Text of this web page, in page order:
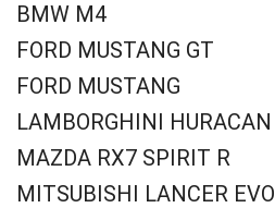
BMW M4
FORD MUSTANG GT
FORD MUSTANG
LAMBORGHINI
MAZDA RX7 SPIRIT R
MITSUBISHI LANCER